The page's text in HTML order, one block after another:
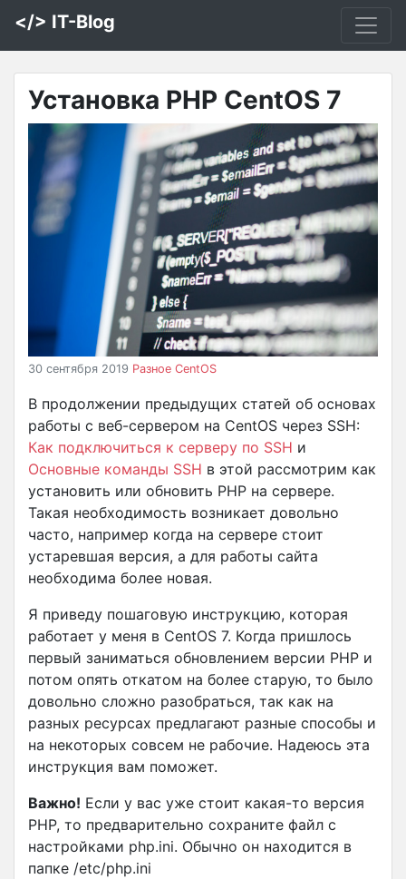
</> IT-Blog
Установка PHP CentOS 7
30 сентября 2019 Разное CentOS
В продолжении предыдущих статей об основах
работы с веб-сервером на CentOS через SSH:
Как подключиться к серверу по SSH и
Основные команды SSH в этой рассмотрим как
установить или обновить PHP на сервере.
Такая необходимость возникает довольно
часто, например когда на сервере стоит
устаревшая версия, а для работы сайта
необходима более новая.
Я приведу пошаговую инструкцию, которая
работает у меня в CentOS 7. Когда пришлось
первый заниматься обновлением версии PHP и
потом опять откатом на более старую, то было
довольно сложно разобраться, так как на
разных ресурсах предлагают разные способы и
на некоторых совсем не рабочие. Надеюсь эта
инструкция вам поможет.
Важно! Если у вас уже стоит какая-то версия
PHP, то предварительно сохраните файл с
настройками php.ini. Обычно он находится в
папке /etc/php.ini